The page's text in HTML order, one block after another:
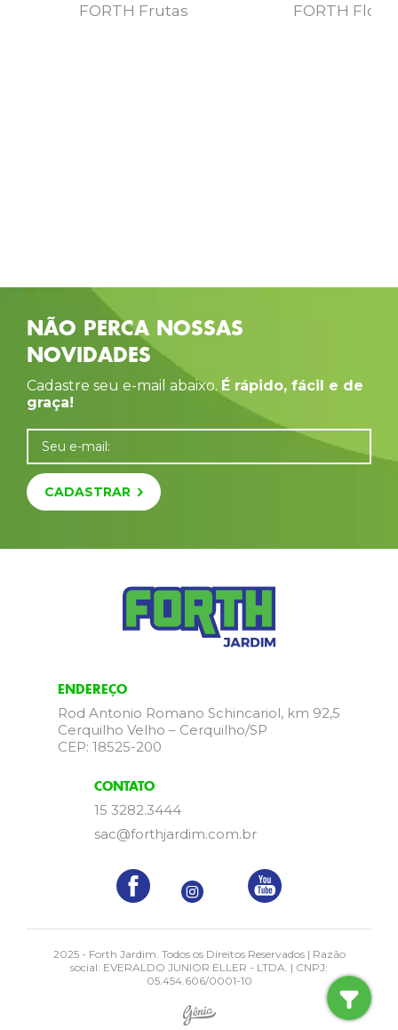
MAIS DETALHES
FORTH Frutas MAIS
FORTH
NÃO PERCA NOSSAS
NOVIDADES
Cadastre seu e-mail abaixo. É rápido, fácil e de
graça!
Seu e-mail:
CADASTRAR
CONTATO
15 3282.3444
sac@forthjardim.com.br
ENDEREÇO
Rod Antonio Romano Schincariol, km 92,5
Cerquilho Velho – Cerquilho/SP
CEP: 18525-200
2025 - Forth Jardim. Todos os Direitos Reservados | Razão
social: EVERALDO JUNIOR ELLER - LTDA. | CNPJ:
05.454.606/0001-10